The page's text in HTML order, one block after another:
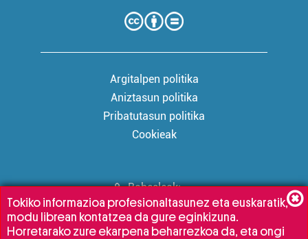
Argitalpen politika
Aniztasun politika
Pribatutasun politika
Cookieak
Babesleak:
Tokiko informazioa profesionaltasunez eta euskaratik,
modu librean kontatzea da gure eginkizuna.
Horretarako zure ekarpena beharrezkoa da, eta ongi